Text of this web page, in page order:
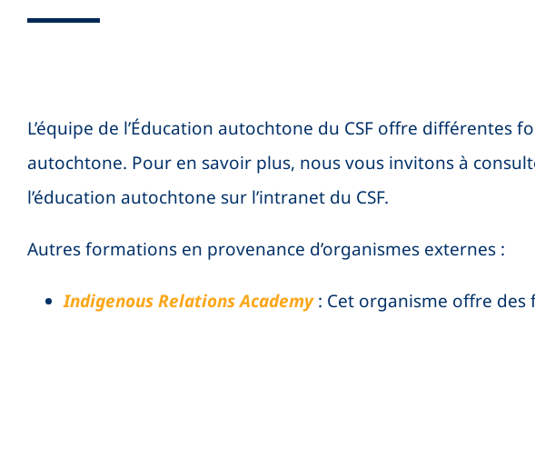
L’équipe de l’Éducation autochtone du CSF offre différentes
autochtone. Pour en savoir plus, nous vous invitons à
l’éducation autochtone sur l’intranet du CSF.
Autres formations en provenance d’organismes externes :
Indigenous Relations Academy: Cet organisme offre des